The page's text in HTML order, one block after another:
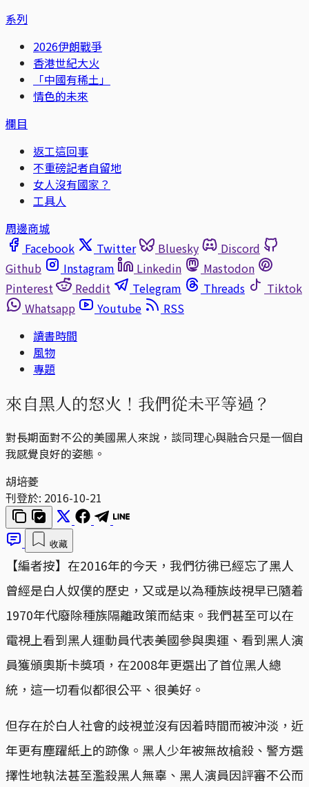
系列
2026伊朗戰爭
香港世紀大火
「中國有稀土」
情色的未來
欄目
返工這回事
不重磅記者自留地
女人沒有國家？
工具人
周邊商城
Facebook
Twitter Bluesky
Discord
Github
Instagram Linkedin
Mastodon
Pinterest
Reddit Telegram Threads
Tiktok
Whatsapp
Youtube
RSS
讀書時間
風物
專題
來自黑人的怒火！我們從未平等過？
對長期面對不公的美國黑人來說，談同理心與融合只是一個自
我感覺良好的姿態。
胡培菱
刊登於: 2016-10-21
收藏
【編者按】在2016年的今天，我們彷彿已經忘了黑人
曾經是白人奴僕的歷史，又或是以為種族歧視早已隨着
1970年代廢除種族隔離政策而結束。我們甚至可以在
電視上看到黑人運動員代表美國參與奧運、看到黑人演
員獲頒奧斯卡獎項，在2008年更選出了首位黑人總
統，這一切看似都很公平、很美好。
但存在於白人社會的歧視並沒有因着時間而被沖淡，近
年更有塵躍紙上的跡像。黑人少年被無故槍殺、警方選
擇性地執法甚至濫殺黑人無辜、黑人演員因評審不公而